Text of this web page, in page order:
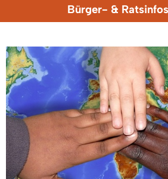
Bürger- &